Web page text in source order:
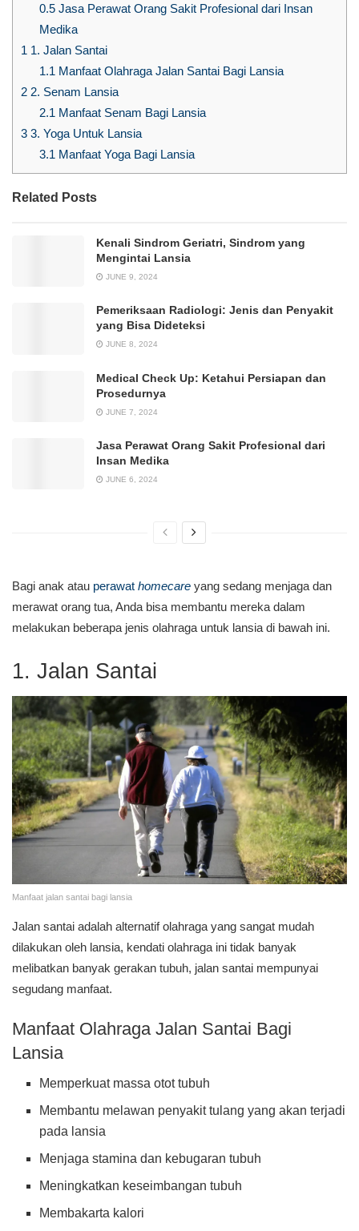
0.5Jasa Perawat Orang Sakit Profesional dari Insan
Medika
1 1. Jalan Santai
1.1 Manfaat Olahraga Jalan Santai Bagi Lansia
2 2. Senam Lansia
2.1 Manfaat Senam Bagi Lansia
3 3. Yoga Untuk Lansia
3.1 Manfaat Yoga Bagi Lansia
Related Posts
Kenali Sindrom Geriatri, Sindrom yang
Mengintai Lansia
JUNE 9, 2024
Pemeriksaan Radiologi: Jenis dan Penyakit
yang Bisa Dideteksi
JUNE 8, 2024
Medical Check Up: Ketahui Persiapan dan
Prosedurnya
JUNE 7, 2024
Jasa Perawat Orang Sakit Profesional dari
Insan Medika
JUNE 6, 2024
Bagi anak atau perawat homecare yang sedang menjaga dan
merawat orang tua, Anda bisa membantu mereka dalam
melakukan beberapa jenis olahraga untuk lansia di bawah ini.
1. Jalan Santai
Manfaat jalan santai bagi lansia
Jalan santai adalah alternatif olahraga yang sangat mudah
dilakukan oleh lansia, kendati olahraga ini tidak banyak
melibatkan banyak gerakan tubuh, jalan santai mempunyai
segudang manfaat.
Manfaat Olahraga Jalan Santai Bagi
Lansia
Memperkuat massa otot tubuh
Membantu melawan penyakit tulang yang akan terjadi
pada lansia
Menjaga stamina dan kebugaran tubuh
Meningkatkan keseimbangan tubuh
Membakarta kalori